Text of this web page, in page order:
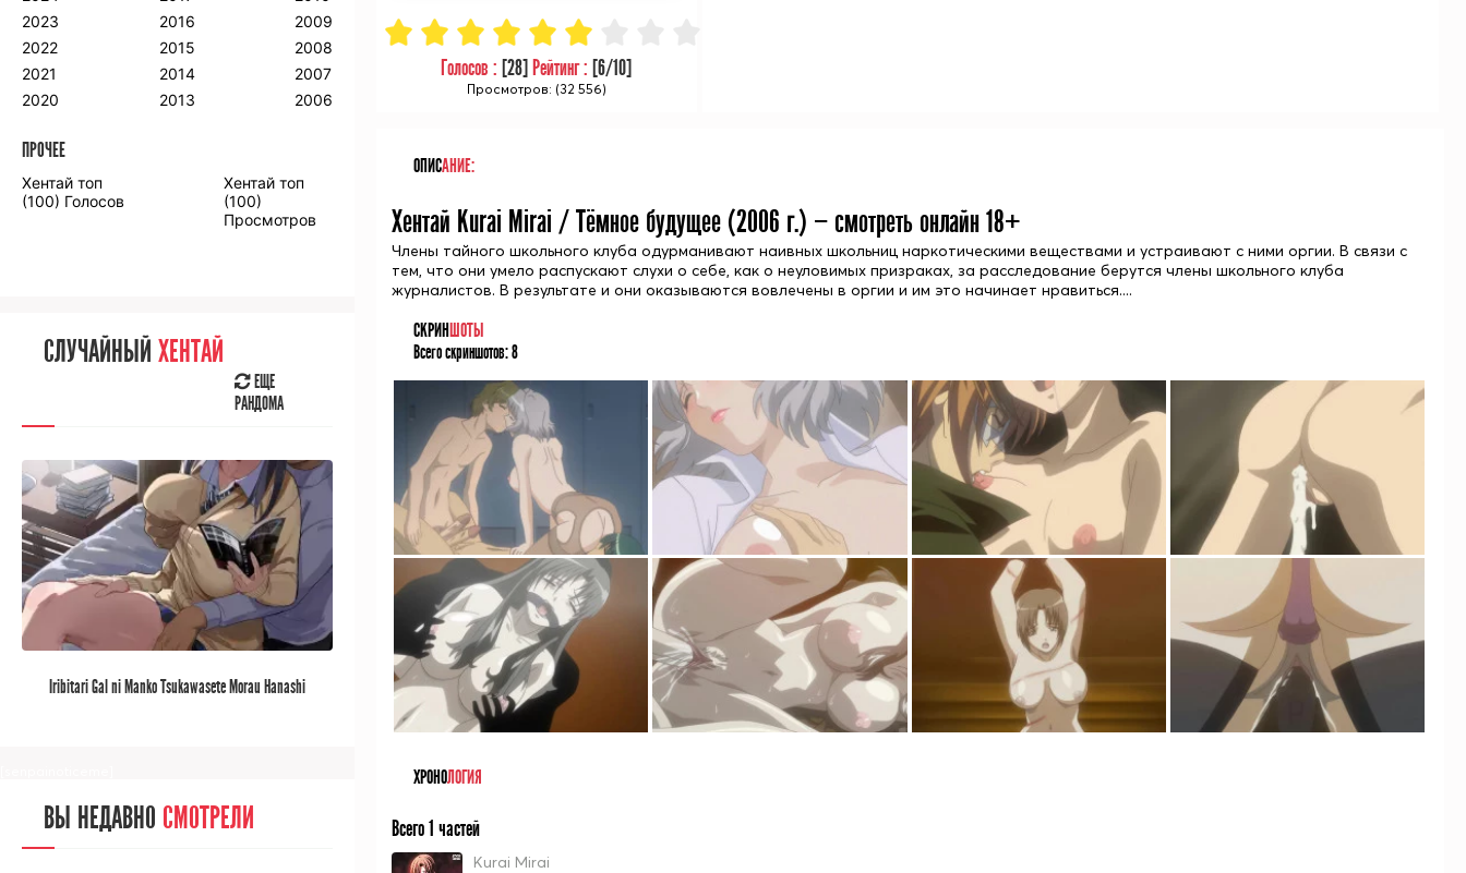
Голосов : [28] Рейтинг : [6/10]
Просмотров: (32 556)
ОПИСАНИЕ:
Хентай Kurai Mirai / Тёмное будущее (2006 г.) — смотреть онлайн 18+
Члены тайного школьного клуба одурманивают наивных школьниц наркотическими веществами и устраивают с ними оргии. В связи с
тем, что они умело распускают слухи о себе, как о неуловимых призраках, за расследование берутся члены школьного клуба
журналистов. В результате и они оказываются вовлечены в оргии и им это начинает нравиться....
СКРИНШОТЫ
Всего скриншотов:8
ХРОНОЛОГИЯ
Всего 1 частей
Kurai Mirai
2019
2018
2017
2016
2010
2009
2008
2002
2001
2000
ПРОЧЕЕ
Аниме фильмы Аниме OVA
СЛУЧАЙНОЕ АНИМЕ
РАНДОМА
ВЫ НЕДАВНОСМОТРЕЛИ
[/senpainoticeme]
САМЫЙ ПОПУЛЯРНЫЙ АНИМЕ
2023
2022
2021
2020
2016
2015
2014
2013
2009
2008
2007
2006
ПРОЧЕЕ
Хентай топ
(100) Голосов
Хентай топ
(100)
Просмотров
СЛУЧАЙНЫЙ ХЕНТАЙ
ЕЩЕ
РАНДОМА
Iribitari Gal ni Manko Tsukawasete Morau Hanashi
ВЫ НЕДАВНО СМОТРЕЛИ